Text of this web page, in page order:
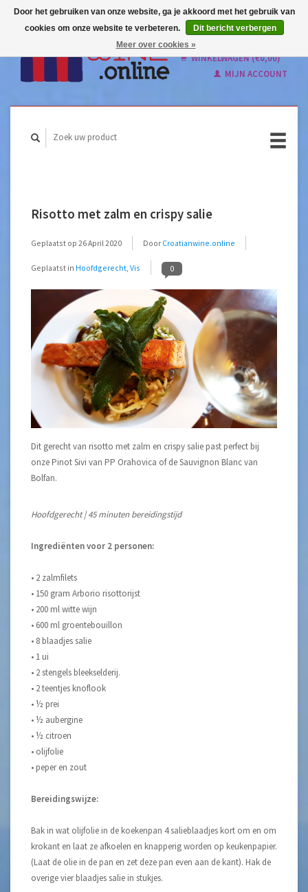
Nederlands
WINKELWAGEN (€0,00)
MIJN ACCOUNT
Risotto met zalm en crispy salie
Geplaatst op 26 April 2020 Door Croatianwine.online
Geplaatst in Hoofdgerecht, Vis 0
Dit gerecht van risotto met zalm en crispy salie past perfect bij
onze Pinot Sivi van PP Orahovica of de Sauvignon Blanc van
Bolfan.
Hoofdgerecht | 45 minuten bereidingstijd
Ingrediënten voor 2 personen:
• 2 zalmfilets
• 150 gram Arborio risottorijst
• 200 ml witte wijn
• 600 ml groentebouillon
• 8 blaadjes salie
• 1 ui
• 2 stengels bleekselderij.
• 2 teentjes knoflook
• ½ prei
• ½ aubergine
• ½ citroen
• olijfolie
• peper en zout
Bereidingswijze:
Bak in wat olijfolie in de koekenpan 4 salieblaadjes kort om en om
krokant en laat ze afkoelen en knapperig worden op keukenpapier.
(Laat de olie in de pan en zet deze pan even aan de kant). Hak de
overige vier blaadjes salie in stukjes.
Door het gebruiken van onze website, ga je akkoord met het gebruik van
cookies om onze website te verbeteren.
Dit bericht verbergen
Meer over cookies »